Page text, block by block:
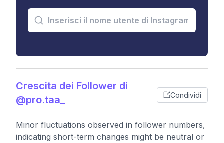
Crescita dei Follower di
@pro.taa_
Condividi
Minor fluctuations observed in follower numbers,
indicating short-term changes might be neutral or